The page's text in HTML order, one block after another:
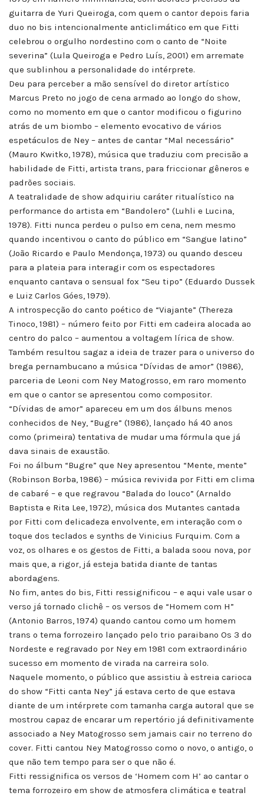
guitarra de Yuri Queiroga, com quem o cantor depois faria
duo no bis intencionalmente anticlimático em que Fitti
celebrou o orgulho nordestino com o canto de “Noite
severina” (Lula Queiroga e Pedro Luís, 2001) em arremate
que sublinhou a personalidade do intérprete.
Deu para perceber a mão sensível do diretor artístico
Marcus Preto no jogo de cena armado ao longo do show,
como no momento em que o cantor modificou o figurino
atrás de um biombo – elemento evocativo de vários
espetáculos de Ney – antes de cantar “Mal necessário”
(Mauro Kwitko, 1978), música que traduziu com precisão a
habilidade de Fitti, artista trans, para friccionar gêneros e
padrões sociais.
A teatralidade de show adquiriu caráter ritualístico na
performance do artista em “Bandolero” (Luhli e Lucina,
1978). Fitti nunca perdeu o pulso em cena, nem mesmo
quando incentivou o canto do público em “Sangue latino”
(João Ricardo e Paulo Mendonça, 1973) ou quando desceu
para a plateia para interagir com os espectadores
enquanto cantava o sensual fox “Seu tipo” (Eduardo Dussek
e Luiz Carlos Góes, 1979).
A introspecção do canto poético de “Viajante” (Thereza
Tinoco, 1981) – número feito por Fitti em cadeira alocada ao
centro do palco – aumentou a voltagem lírica de show.
Também resultou sagaz a ideia de trazer para o universo do
brega pernambucano a música “Dívidas de amor” (1986),
parceria de Leoni com Ney Matogrosso, em raro momento
em que o cantor se apresentou como compositor.
“Dívidas de amor” apareceu em um dos álbuns menos
conhecidos de Ney, “Bugre” (1986), lançado há 40 anos
como (primeira) tentativa de mudar uma fórmula que já
dava sinais de exaustão.
Foi no álbum “Bugre” que Ney apresentou “Mente, mente”
(Robinson Borba, 1986) – música revivida por Fitti em clima
de cabaré – e que regravou “Balada do louco” (Arnaldo
Baptista e Rita Lee, 1972), música dos Mutantes cantada
por Fitti com delicadeza envolvente, em interação com o
toque dos teclados e synths de Vinicius Furquim. Com a
voz, os olhares e os gestos de Fitti, a balada soou nova, por
mais que, a rigor, já esteja batida diante de tantas
abordagens.
No fim, antes do bis, Fitti ressignificou – e aqui vale usar o
verso já tornado clichê – os versos de “Homem com H”
(Antonio Barros, 1974) quando cantou como um homem
trans o tema forrozeiro lançado pelo trio paraibano Os 3 do
Nordeste e regravado por Ney em 1981 com extraordinário
sucesso em momento de virada na carreira solo.
Naquele momento, o público que assistiu à estreia carioca
do show “Fitti canta Ney” já estava certo de que estava
diante de um intérprete com tamanha carga autoral que se
mostrou capaz de encarar um repertório já definitivamente
associado a Ney Matogrosso sem jamais cair no terreno do
cover. Fitti cantou Ney Matogrosso como o novo, o antigo, o
que não tem tempo para ser o que não é.
Fitti ressignifica os versos de ‘Homem com H’ ao cantar o
tema forrozeiro em show de atmosfera climática e teatral